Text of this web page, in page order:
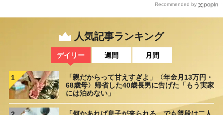
Recommended by
人気記事ランキング
デイリー 週間 月間
1
「親だからって甘えすぎよ」〈年金月13万円・
68歳母〉帰省した40歳長男に告げた「もう実家
には泊めない」